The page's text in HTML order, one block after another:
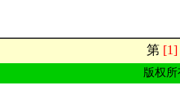
第 [1]
版权